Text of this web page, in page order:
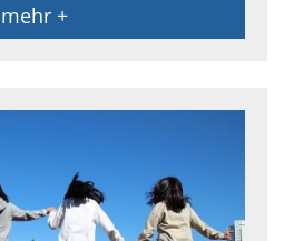
mehr +